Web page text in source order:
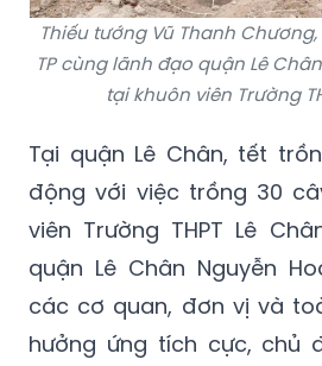
Thiếu tướng Vũ Thanh
TP cùng lãnh đạo quận Lê
tại khuôn viên Trường
Tại quận Lê Chân, tết
động với việc trồng 30
viên Trường THPT Lê
quận Lê Chân Nguyễn
các cơ quan, đơn vị và
hưởng ứng tích cực, chủ